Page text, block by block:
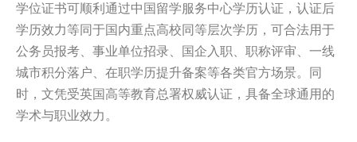
学位证书可顺利通过中国留学服务中心学历认证，认证后
学历效力等同于国内重点高校同等层次学历，可合法用于
公务员报考、事业单位招录、国企入职、职称评审、一线
城市积分落户、在职学历提升备案等各类官方场景。同
时，文凭受英国高等教育总署权威认证，具备全球通用的
学术与职业效力。